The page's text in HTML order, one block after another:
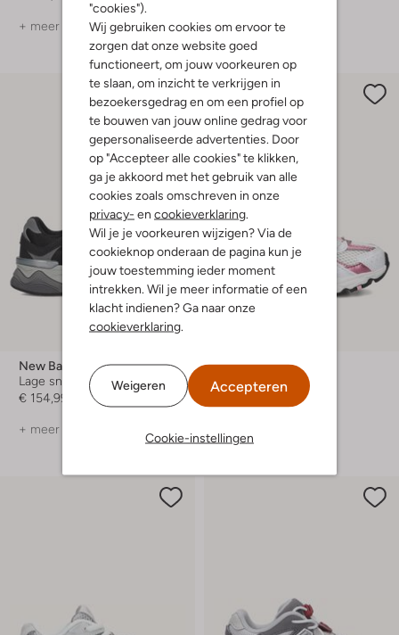
"cookies").
Wij gebruiken cookies om ervoor te
zorgen dat onze website goed
functioneert, om jouw voorkeuren op
te slaan, om inzicht te verkrijgen in
bezoekersgedrag en om een profiel op
te bouwen van jouw online gedrag voor
gepersonaliseerde advertenties. Door
op "Accepteer alle cookies" te klikken,
ga je akkoord met het gebruik van alle
cookies zoals omschreven in onze
privacy- en cookieverklaring
Wil je je voorkeuren wijzigen? Via de
cookieknop onderaan de pagina kun je
jouw toestemming ieder moment
intrekken. Wil je meer informatie of een
klacht indienen? Ga naar onze
cookieverklaring
Weigeren Accepteren
Cookie-instellingen
+ meer kleuren + meer kleuren
New Balance
Lage sneakers
€ 154,99
+ meer kleuren
New Balance
Lage sneakers
€ 59,99